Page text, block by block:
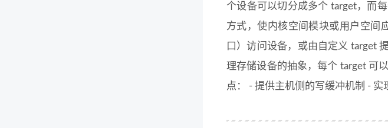
个设备可以切分成多个 target，而
方式，使内核空间模块或用户空间
口）访问设备，或由自定义 target
理存储设备的抽象，每个 target 可
点： - 提供主机侧的写缓冲机制 -